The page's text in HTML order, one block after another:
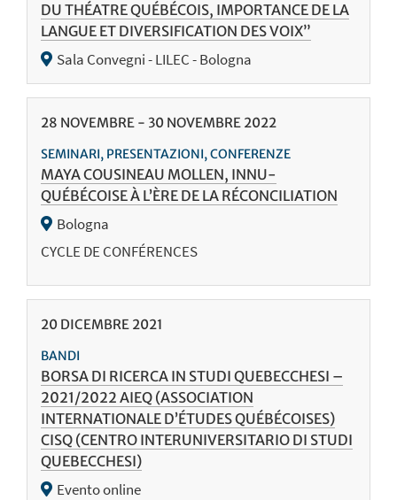
DU THÉATRE QUÉBÉCOIS, IMPORTANCE DE LA
LANGUE ET DIVERSIFICATION DES VOIX”
Sala Convegni - LILEC - Bologna
28 NOVEMBRE - 30 NOVEMBRE 2022
SEMINARI, PRESENTAZIONI, CONFERENZE
MAYA COUSINEAU MOLLEN, INNU-
QUÉBÉCOISE À L’ÈRE DE LA RÉCONCILIATION
Bologna
CYCLE DE CONFÉRENCES
20 DICEMBRE 2021
BANDI
BORSA DI RICERCA IN STUDI QUEBECCHESI –
2021/2022 AIEQ (ASSOCIATION
INTERNATIONALE D’ÉTUDES QUÉBÉCOISES)
CISQ (CENTRO INTERUNIVERSITARIO DI STUDI
QUEBECCHESI)
Evento online